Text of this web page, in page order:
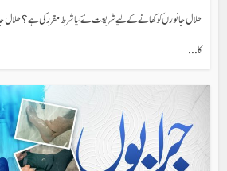
حلال جانورں کو کھانے کے لیے شریعت نے کیا شرط مقرر کی ہے؟ حلال
کا...